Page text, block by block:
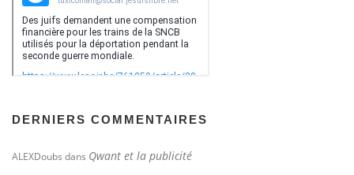
DERNIERS COMMENTAIRES
ALEXDoubs dans Qwant et la publicité